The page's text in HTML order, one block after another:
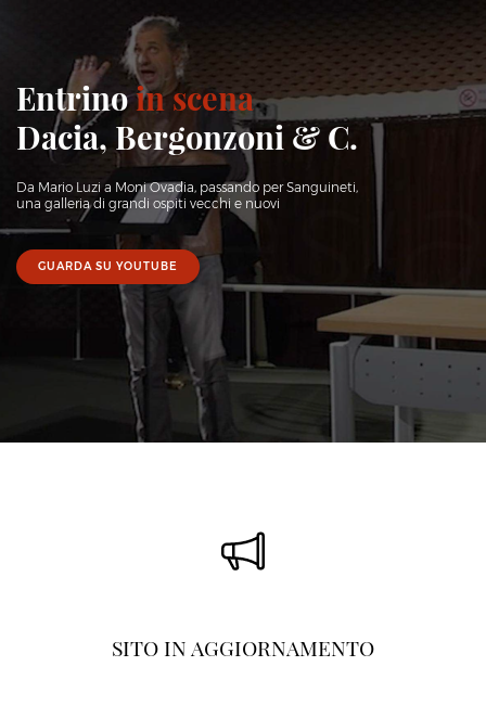
Entrinoin scena
Dacia, Bergonzoni & C.
Da Mario Luzi a Moni Ovadia, passando per Sanguineti,
una galleria di grandi ospiti vecchi e nuovi
GUARDA SU YOUTUBE
SITO IN AGGIORNAMENTO